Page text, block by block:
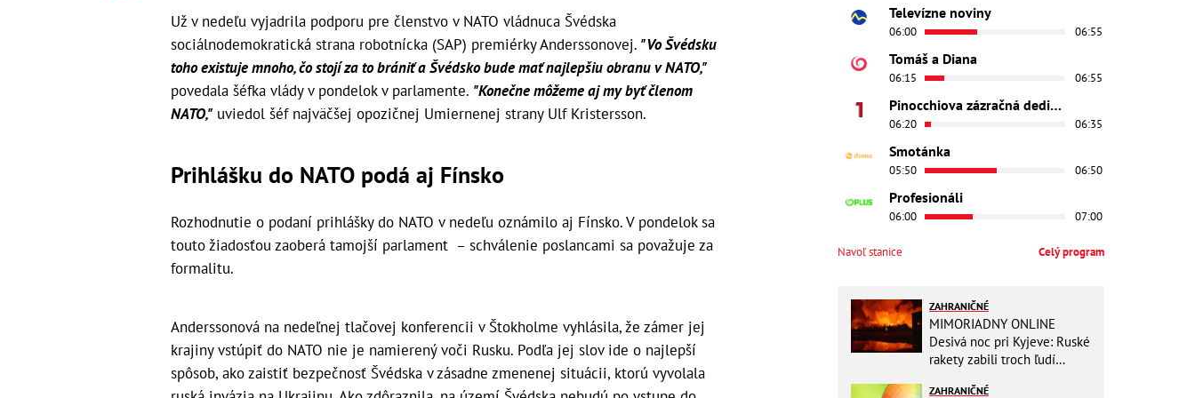
Už v nedeľu vyjadrila podporu pre členstvo v NATO vládnuca Švédska
sociálnodemokratická strana robotnícka (SAP) premiérky Anderssonovej. "Vo Švédsku
toho existuje mnoho, čo stojí za to brániť a Švédsko bude mať najlepšiu obranu v NATO,"
povedala šéfka vlády v pondelok v parlamente. "Konečne môžeme aj my byť členom
NATO," uviedol šéf najväčšej opozičnej Umiernenej strany Ulf Kristersson.
Prihlášku do NATO podá aj Fínsko
Rozhodnutie o podaní prihlášky do NATO v nedeľu oznámilo aj Fínsko. V pondelok sa
touto žiadosťou zaoberá tamojší parlament – schválenie poslancami sa považuje za
formalitu.
Anderssonová na nedeľnej tlačovej konferencii v Štokholme vyhlásila, že zámer jej
krajiny vstúpiť do NATO nie je namierený voči Rusku. Podľa jej slov ide o najlepší
spôsob, ako zaistiť bezpečnosť Švédska v zásadne zmenenej situácii, ktorú vyvolala
Televízne noviny
06:00 06:55
Tomáš a Diana
06:15 06:55
Pinocchiova zázračná dedinka
06:20 06:35
Smotánka
05:50 06:50
Profesionáli
06:00 07:00
Navoľ stanice Celý program
ZAHRANIČNÉ
MIMORIADNY ONLINE
Desivá noc pri Kyjeve: Ruské
rakety zabili troch ľudí
ZAHRANIČNÉ